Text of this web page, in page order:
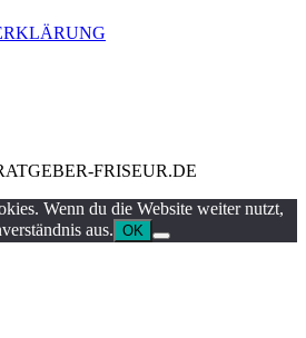
FRISEUR.DE
Wenn du die Website weiter nutzt,
aus. OK